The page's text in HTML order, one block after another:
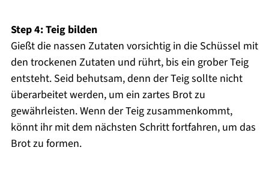
Step 4: Teig bilden
Gießt die nassen Zutaten vorsichtig in die Schüssel mit
den trockenen Zutaten und rührt, bis ein grober Teig
entsteht. Seid behutsam, denn der Teig sollte nicht
überarbeitet werden, um ein zartes Brot zu
gewährleisten. Wenn der Teig zusammenkommt,
könnt ihr mit dem nächsten Schritt fortfahren, um das
Brot zu formen.